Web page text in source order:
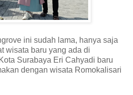
ini sudah lama, hanya saja
wisata baru yang ada di
Surabaya Eri Cahyadi baru
dengan wisata Romokalisari